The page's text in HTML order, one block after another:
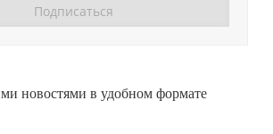
новостями в удобном формате